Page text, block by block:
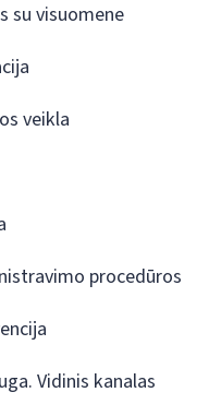
su visuomene
veikla
procedūros
Vidinis kanalas